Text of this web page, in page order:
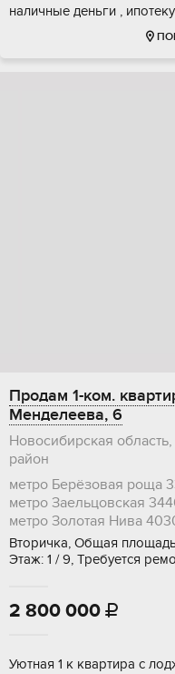
наличные деньги ,
Продам 1-ком.
Менделеева, 6
Новосибирская
район
метро Берёзовая роща
метро Заельцовская
метро Золотая Нива
Вторичка, Общая
Этаж: 1 / 9, Требуется
2 800 000 
Уютнaя 1 к квapтира c